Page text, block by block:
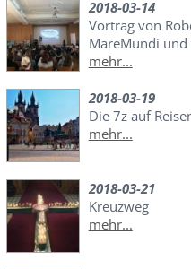
2018-03-14
Vortrag von
MareMundi
mehr...
2018-03-19
Die 7z auf
mehr...
2018-03-21
Kreuzweg
mehr...